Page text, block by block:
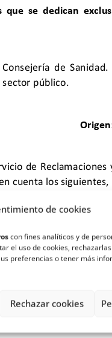
de cookies
con fines analíticos y de
el uso de cookies,
preferencias o tener más
Rechazar cookies